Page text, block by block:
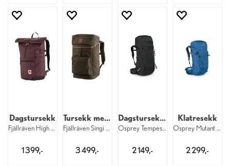
Dagstursekk
Fjällräven High Coast Foldsack 24 424
1 399,-
Tursekk med stol
Fjällräven Singi Stubben 27 liter 633
3 499,-
Dagstursekk til dame
Osprey Tempest 44 W 1083
2 149,-
Klatresekk
Osprey Mutant 38 1108
2 299,-